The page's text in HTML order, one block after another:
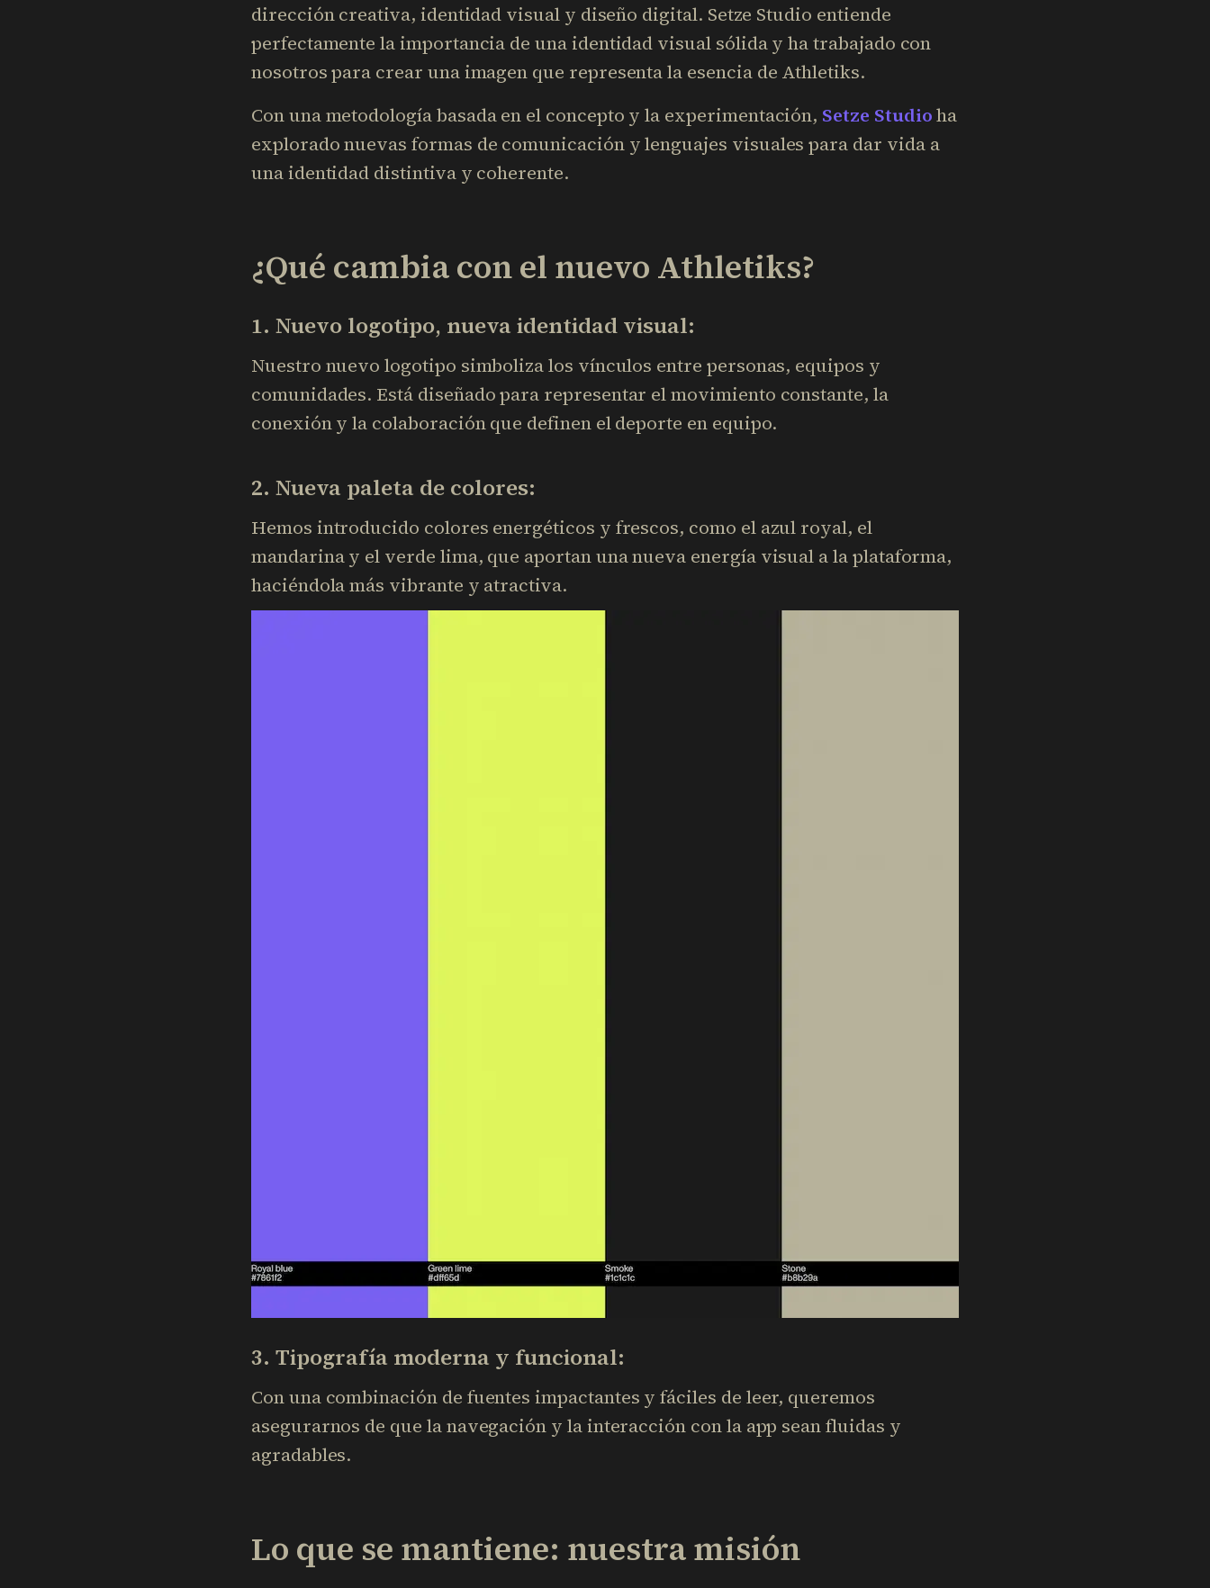
dirección creativa, identidad visual y diseño digital. Setze Studio entiende
perfectamente la importancia de una identidad visual sólida y ha trabajado con
nosotros para crear una imagen que representa la esencia de Athletiks.
Con una metodología basada en el concepto y la experimentación, Setze Studioha
explorado nuevas formas de comunicación y lenguajes visuales para dar vida a
una identidad distintiva y coherente.
¿Qué cambia con el nuevo Athletiks?
1. Nuevo logotipo, nueva identidad visual:
Nuestro nuevo logotipo simboliza los vínculos entre personas, equipos y
comunidades. Está diseñado para representar el movimiento constante, la
conexión y la colaboración que definen el deporte en equipo.
2. Nueva paleta de colores:
Hemos introducido colores energéticos y frescos, como el azul royal, el
mandarina y el verde lima, que aportan una nueva energía visual a la plataforma,
haciéndola más vibrante y atractiva.
3. Tipografía moderna y funcional:
Con una combinación de fuentes impactantes y fáciles de leer, queremos
asegurarnos de que la navegación y la interacción con la app sean fluidas y
agradables.
Lo que se mantiene: nuestra misión